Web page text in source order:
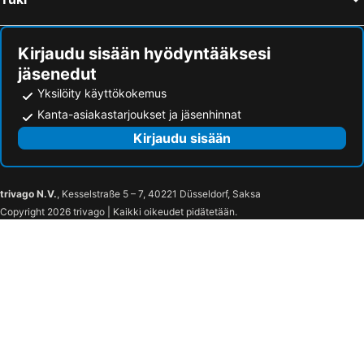
Hotell Nostalgi
Skänninge stadshotell
Kolmårdstorpet Blomsätter
Hotell Miskarp
Stiftsgården Vårdnäs Hotell
Stenholmens Gårdshotell
Hotell City
Föllingen Hotell
Vattengrändens Vandrarhem & Hotel
Vreta Kloster Golfklubb
Gota Hotell
Mauritzbergs Slott & Golf
Alléhotellet
Hotell Hörnan
Kirjaudu sisään hyödyntääksesi
jäsenedut
Yksilöity käyttökokemus
Kanta-asiakastarjoukset ja jäsenhinnat
Kirjaudu sisään
trivago N.V., Kesselstraße 5 – 7, 40221 Düsseldorf, Saksa
Copyright 2026 trivago | Kaikki oikeudet pidätetään.